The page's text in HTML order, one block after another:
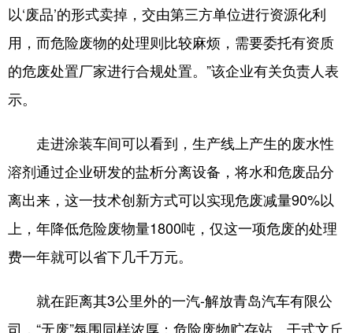
以‘废品’的形式卖掉，交由第三方单位进行资源化利
用，而危险废物的处理则比较麻烦，需要委托有资质
的危废处置厂家进行合规处置。”该企业有关负责人表
示。
走进涂装车间可以看到，生产线上产生的废水性
溶剂通过企业研发的盐析分离设备，将水和危废品分
离出来，这一技术创新方式可以实现危废减量90%以
上，年降低危险废物量1800吨，仅这一项危废的处理
费一年就可以省下几千万元。
就在距离其3公里外的一汽-解放青岛汽车有限公
司，“无废”氛围同样浓厚：危险废物贮存站、干式文丘